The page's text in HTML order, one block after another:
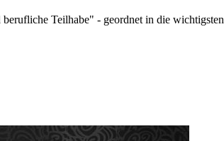
Teilhabe" - geordnet in die